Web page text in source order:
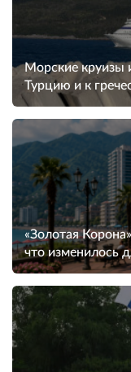
Морские круизы
Турцию и к
«Золотая
что изменилось